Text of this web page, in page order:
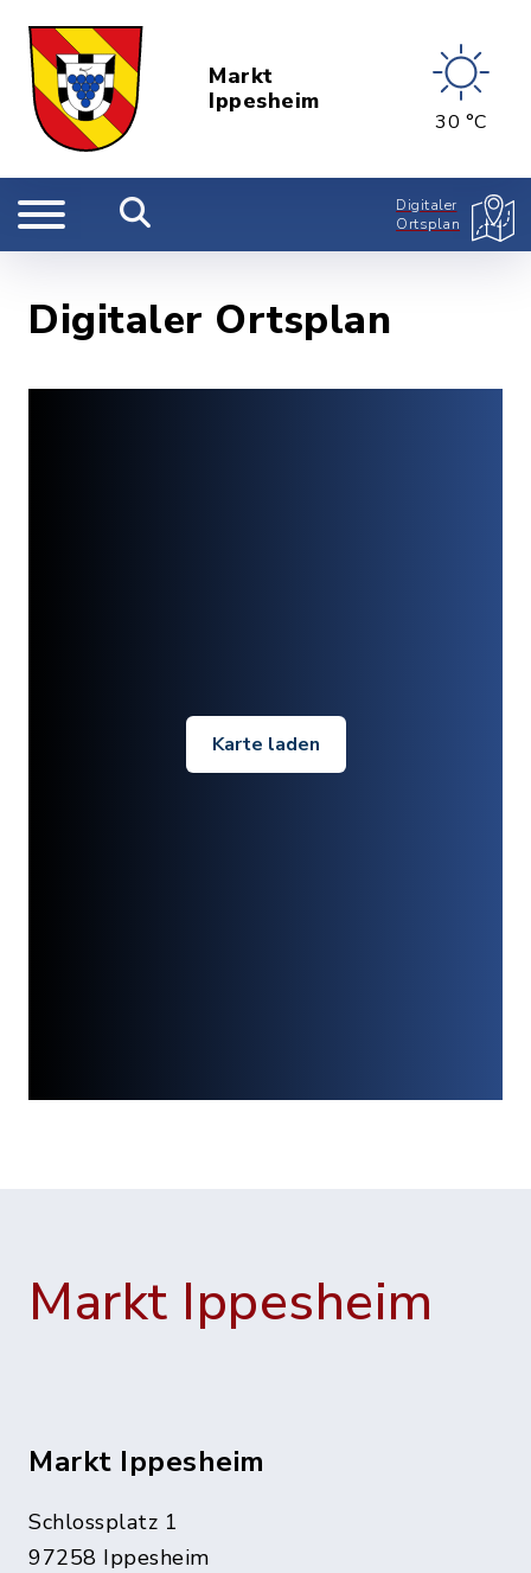
Markt
Ippesheim
30 °C
Digitaler
Ortsplan
Digitaler Ortsplan
Karte laden
Markt Ippesheim
Markt Ippesheim
Schlossplatz 1
97258 Ippesheim